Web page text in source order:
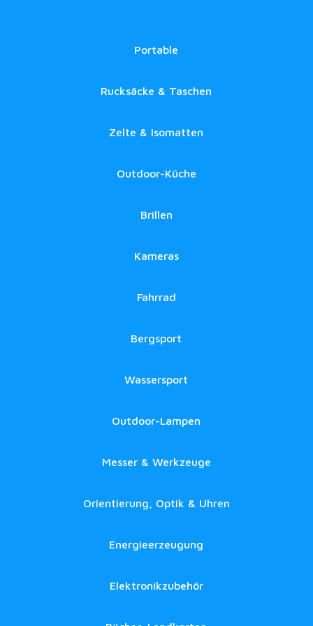
Portable
Rucksäcke & Taschen
Zelte & Isomatten
Outdoor-Küche
Brillen
Kameras
Fahrrad
Bergsport
Wassersport
Outdoor-Lampen
Messer & Werkzeuge
Orientierung, Optik & Uhren
Energieerzeugung
Elektronikzubehör